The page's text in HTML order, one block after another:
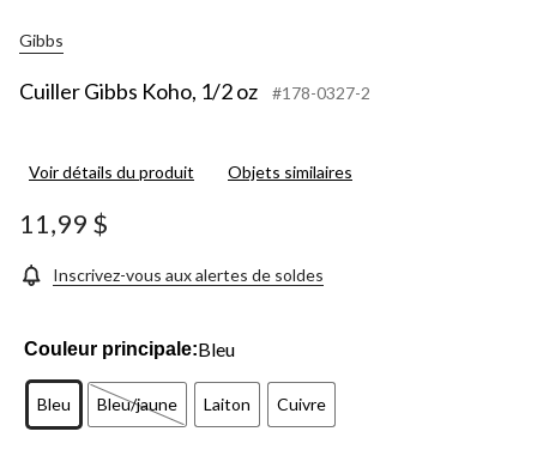
Gibbs
Cuiller Gibbs Koho, 1/2 oz #178-0327-2
Voir détails du produit Objets similaires
11,99 $
Inscrivez-vous aux alertes de soldes
Couleur principale:Bleu
Bleu Bleu/jaune Laiton Cuivre